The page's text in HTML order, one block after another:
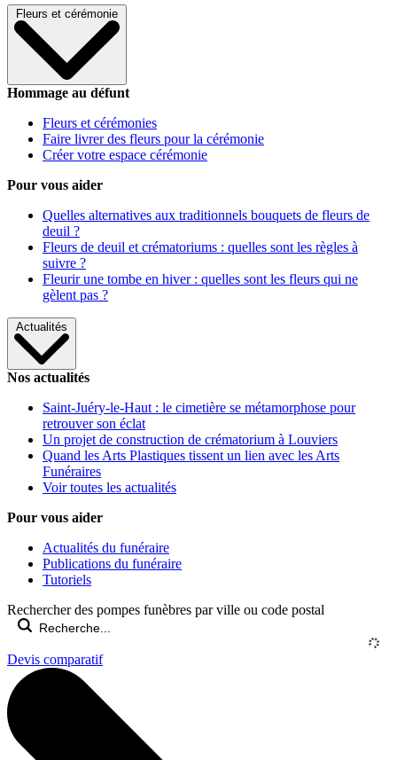
Fleurs et cérémonie
Hommage au défunt
Fleurs et cérémonies
Faire livrer des fleurs pour la cérémonie
Créer votre espace cérémonie
Pour vous aider
Quelles alternatives aux traditionnels bouquets de fleurs de
deuil ?
Fleurs de deuil et crématoriums : quelles sont les règles à
suivre ?
Fleurir une tombe en hiver : quelles sont les fleurs qui ne
gèlent pas ?
Actualités
Nos actualités
Saint-Juéry-le-Haut : le cimetière se métamorphose pour
retrouver son éclat
Un projet de construction de crématorium à Louviers
Quand les Arts Plastiques tissent un lien avec les Arts
Funéraires
Voir toutes les actualités
Pour vous aider
Actualités du funéraire
Publications du funéraire
Tutoriels
Rechercher des pompes funèbres par ville ou code postal
Devis comparatif